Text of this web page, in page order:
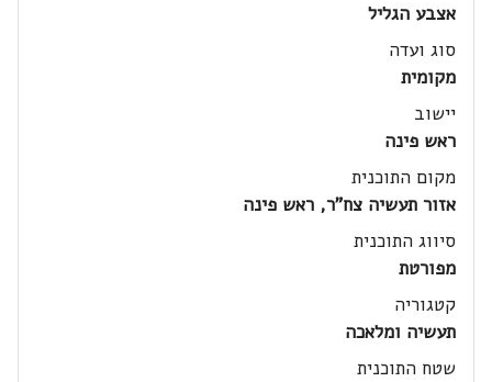
אצבע הגליל
סוג ועדה
מקומית
יישוב
ראש פינה
מקום התוכנית
אזור תעשיה צח"ר, ראש פינה
סיווג התוכנית
מפורטת
קטגוריה
תעשיה ומלאכה
שטח התוכנית